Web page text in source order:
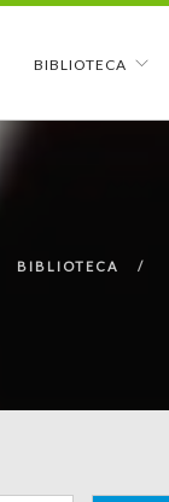
BIBLIOTECA
BIBLIOTECA